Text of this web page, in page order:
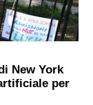
New York
per